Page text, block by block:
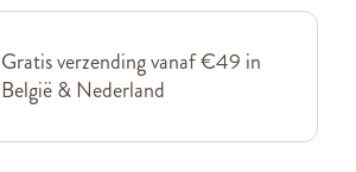
Gratis verzending vanaf €49 in
België & Nederland